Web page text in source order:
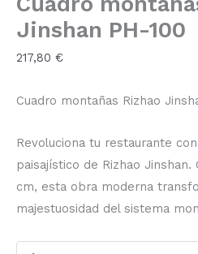
Jinshan PH-100
217,80 €
Cuadro montañas Rizhao
Revoluciona tu restaurante
paisajístico de Rizhao
cm, esta obra moderna
majestuosidad del sistema